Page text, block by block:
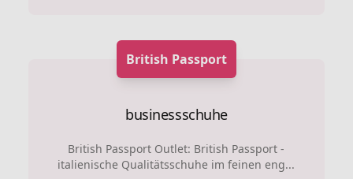
British Passport
businessschuhe
British Passport Outlet: British Passport -
italienische Qualitätsschuhe im feinen eng...